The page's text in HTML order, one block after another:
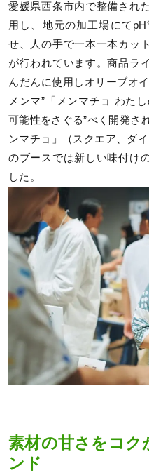
愛媛県西条市内で整備され
用し、地元の加工場にて
せ、人の手で一本一本カッ
が行われています。商品ラ
んだんに使用しオリーブオ
メンマ”「メンマチョ わた
可能性をさぐる”べく開発さ
ンマチョ」（スクエア、ダ
のブースでは新しい味付け
した。
素材の甘さをコク
ンド